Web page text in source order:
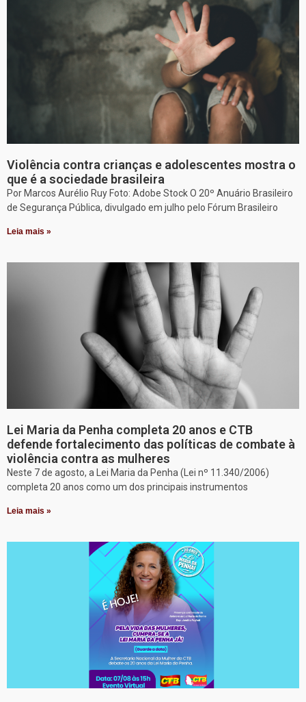
Violência contra crianças e adolescentes mostra o
que é a sociedade brasileira
Por Marcos Aurélio Ruy Foto: Adobe Stock O 20º Anuário Brasileiro
de Segurança Pública, divulgado em julho pelo Fórum Brasileiro
Leia mais »
Lei Maria da Penha completa 20 anos e CTB
defende fortalecimento das políticas de combate à
violência contra as mulheres
Neste 7 de agosto, a Lei Maria da Penha (Lei nº 11.340/2006)
completa 20 anos como um dos principais instrumentos
Leia mais »